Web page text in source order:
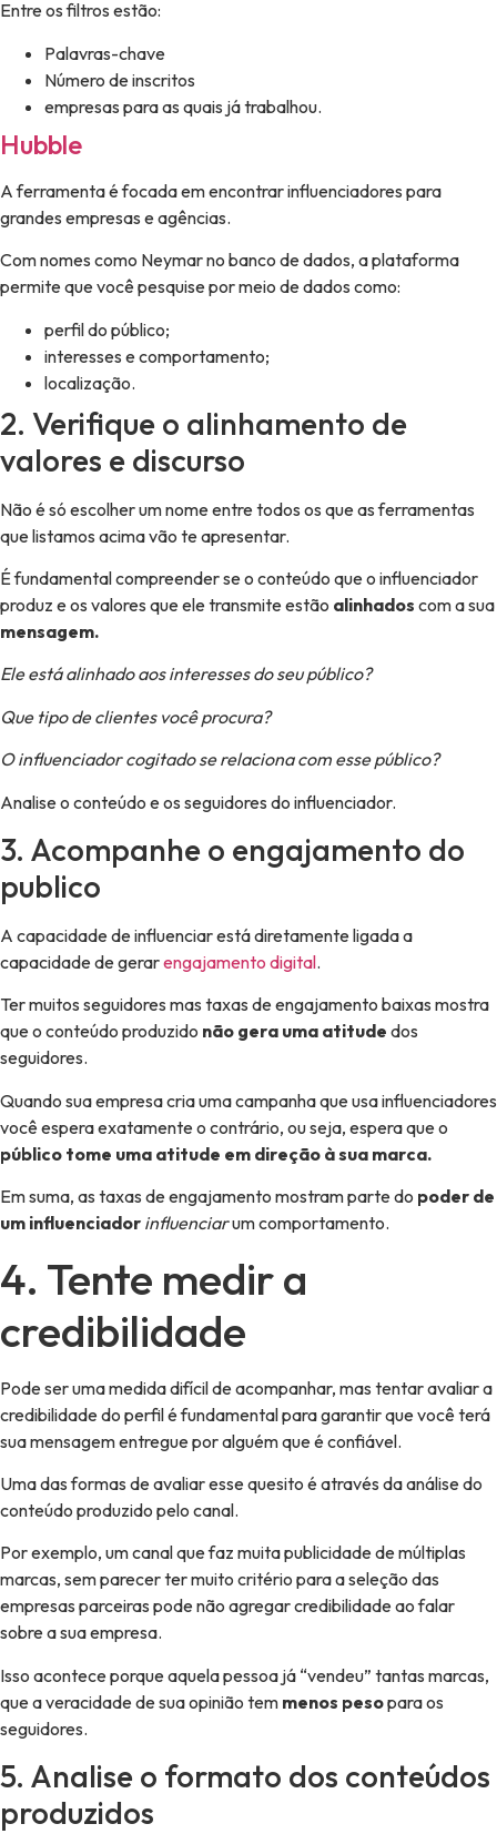
Entre os filtros estão:
Palavras-chave
Número de inscritos
empresas para as quais já trabalhou.
Hubble
A ferramenta é focada em encontrar influenciadores para
grandes empresas e agências.
Com nomes como Neymar no banco de dados, a plataforma
permite que você pesquise por meio de dados como:
perfil do público;
interesses e comportamento;
localização.
2. Verifique o alinhamento de
valores e discurso
Não é só escolher um nome entre todos os que as ferramentas
que listamos acima vão te apresentar.
É fundamental compreender se o conteúdo que o influenciador
produz e os valores que ele transmite estão alinhados com a sua
mensagem.
Ele está alinhado aos interesses do seu público?
Que tipo de clientes você procura?
O influenciador cogitado se relaciona com esse público?
Analise o conteúdo e os seguidores do influenciador.
3. Acompanhe o engajamento do
publico
A capacidade de influenciar está diretamente ligada a
capacidade de gerarengajamento digital.
Ter muitos seguidores mas taxas de engajamento baixas mostra
que o conteúdo produzido não gera uma atitude dos
seguidores.
Quando sua empresa cria uma campanha que usa influenciadores
você espera exatamente o contrário, ou seja, espera que o
público tome uma atitude em direção à sua marca.
Em suma, as taxas de engajamento mostram parte do poder de
um influenciador influenciarum comportamento.
4. Tente medir a
credibilidade
Pode ser uma medida difícil de acompanhar, mas tentar avaliar a
credibilidade do perfil é fundamental para garantir que você terá
sua mensagem entregue por alguém que é confiável.
Uma das formas de avaliar esse quesito é através da análise do
conteúdo produzido pelo canal.
Por exemplo, um canal que faz muita publicidade de múltiplas
marcas, sem parecer ter muito critério para a seleção das
empresas parceiras pode não agregar credibilidade ao falar
sobre a sua empresa.
Isso acontece porque aquela pessoa já “vendeu” tantas marcas,
que a veracidade de sua opinião tem menos pesopara os
seguidores.
5. Analise o formato dos conteúdos
produzidos